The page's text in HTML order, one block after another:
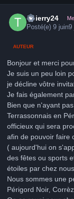
Thierry24
Posté(e)9 juin9
AUTEUR
Bonjour et merci
Je suis un peu loin
je décline vôtre
Je fais également
Bien que n'ayant
Terrassonnais en
officieux qui sera
afin de pouvoir faire
( aujourd'hui on
des fêtes ou sports
étoiles par chez
Nous sommes une
Périgord Noir,